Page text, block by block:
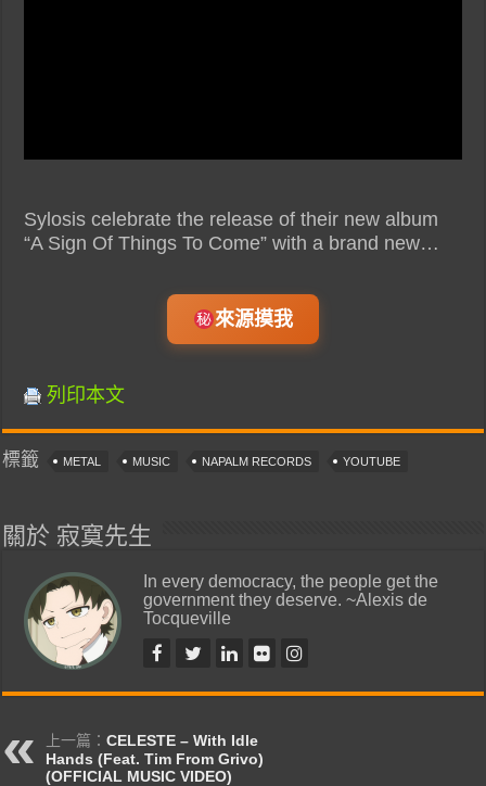
Sylosis celebrate the release of their new album
“A Sign Of Things To Come” with a brand new…
來源摸我
列印本文
標籤 METAL MUSIC NAPALM RECORDS YOUTUBE
關於 寂寞先生
In every democracy, the people get the
government they deserve. ~Alexis de
Tocqueville
上一篇：CELESTE – With Idle
Hands (Feat. Tim From Grivo)
(OFFICIAL MUSIC VIDEO)